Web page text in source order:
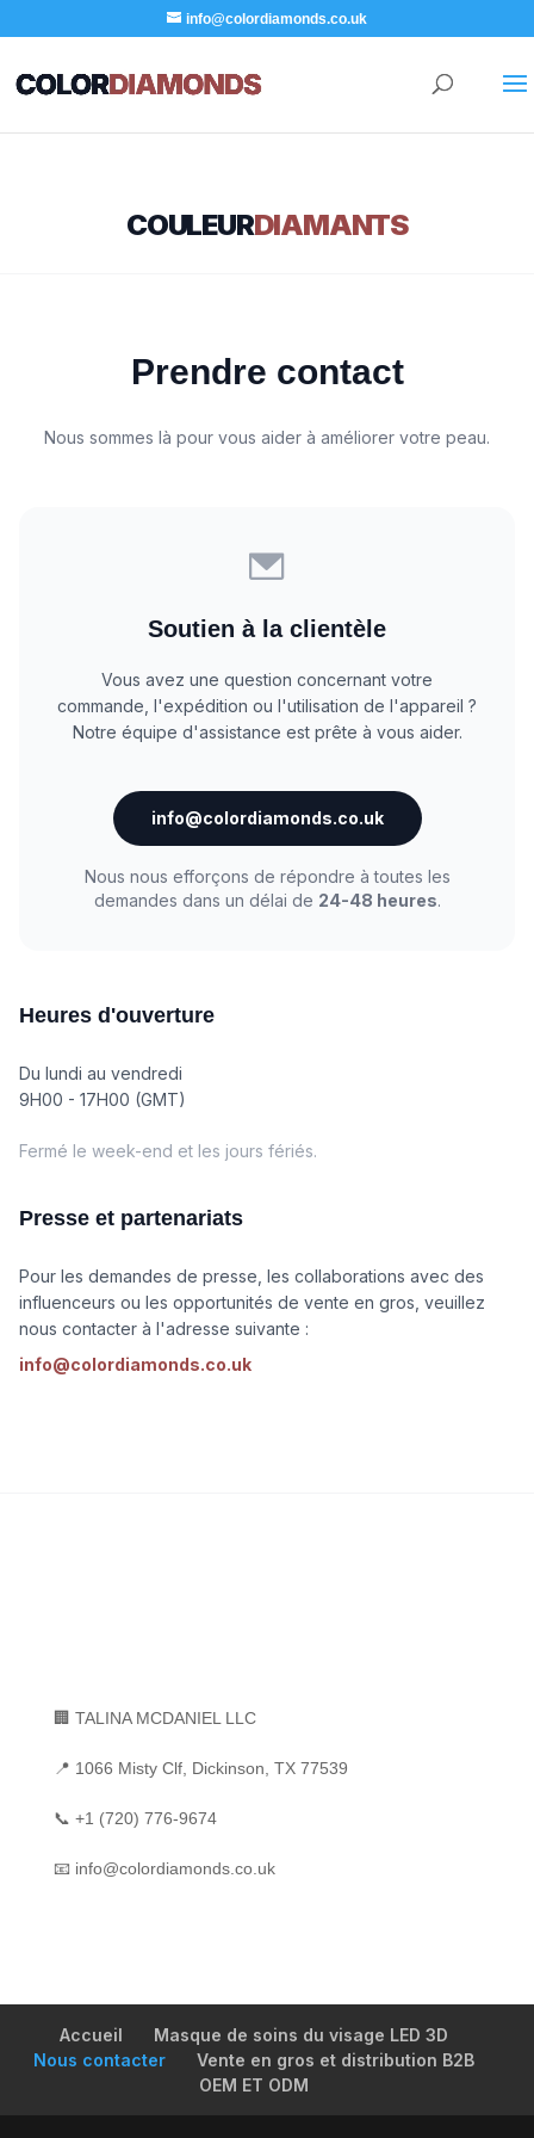
info@colordiamonds.co.uk
COULEURDIAMANTS
Prendre contact
Nous sommes là pour vous aider à améliorer votre peau.
Soutien à la clientèle
Vous avez une question concernant votre
commande, l'expédition ou l'utilisation de l'appareil ?
Notre équipe d'assistance est prête à vous aider.
info@colordiamonds.co.uk
Nous nous efforçons de répondre à toutes les
demandes dans un délai de 24-48 heures.
Heures d'ouverture
Du lundi au vendredi
9H00 - 17H00 (GMT)
Fermé le week-end et les jours fériés.
Presse et partenariats
Pour les demandes de presse, les collaborations avec des
influenceurs ou les opportunités de vente en gros, veuillez
nous contacter à l'adresse suivante :
info@colordiamonds.co.uk
🏢 TALINA MCDANIEL LLC
📍 1066 Misty Clf, Dickinson, TX 77539
📞 +1 (720) 776-9674
📧 info@colordiamonds.co.uk
Accueil
Masque de soins du visage LED 3D
Nous contacter
Vente en gros et distribution B2B
OEM ET ODM